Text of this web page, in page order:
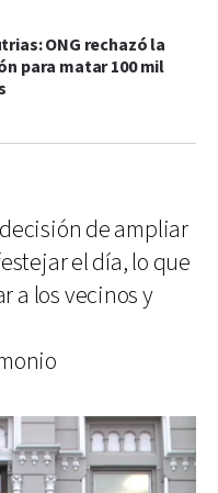
ONG rechazó la
para matar 100 mil
de ampliar
el día, lo que
a los vecinos y